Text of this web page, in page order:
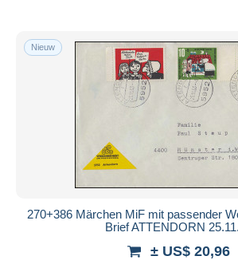
Nieuw
270+386 Märchen MiF mit passender
Brief ATTENDORN
± US$ 20,96